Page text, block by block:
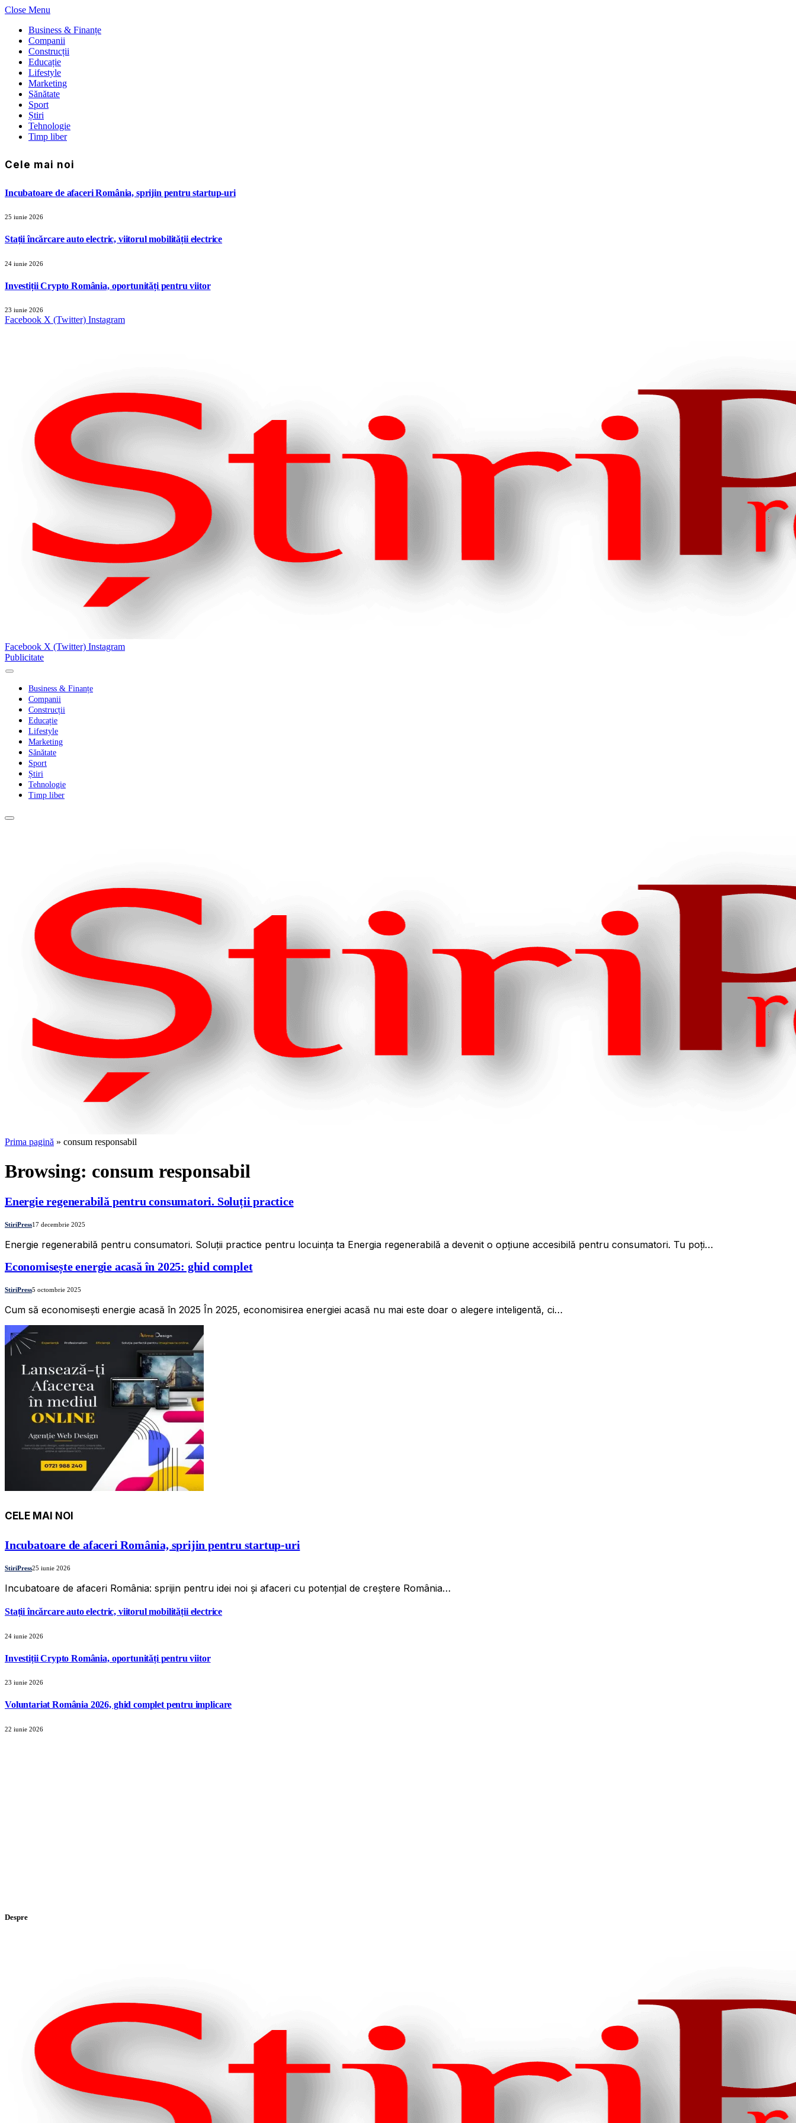
Close Menu
Business & Finanțe
Companii
Construcții
Educație
Lifestyle
Marketing
Sănătate
Sport
Știri
Tehnologie
Timp liber
Cele mai noi
Incubatoare de afaceri România, sprijin pentru startup-uri
25 iunie 2026
Stații încărcare auto electric, viitorul mobilității electrice
24 iunie 2026
Investiții Crypto România, oportunități pentru viitor
23 iunie 2026
Facebook X (Twitter) Instagram
Facebook X (Twitter) Instagram
Publicitate
Business & Finanțe
Companii
Construcții
Educație
Lifestyle
Marketing
Sănătate
Sport
Știri
Tehnologie
Timp liber
Prima pagină » consum responsabil
Browsing: consum responsabil
Energie regenerabilă pentru consumatori. Soluții practice
StiriPress17 decembrie 2025
Energie regenerabilă pentru consumatori. Soluții practice pentru locuința ta Energia regenerabilă a devenit o opțiune accesibilă pentru consumatori. Tu poți…
Economisește energie acasă în 2025: ghid complet
StiriPress5 octombrie 2025
Cum să economisești energie acasă în 2025 În 2025, economisirea energiei acasă nu mai este doar o alegere inteligentă, ci…
CELE MAI NOI
Incubatoare de afaceri România, sprijin pentru startup-uri
StiriPress25 iunie 2026
Incubatoare de afaceri România: sprijin pentru idei noi și afaceri cu potențial de creștere România…
Stații încărcare auto electric, viitorul mobilității electrice
24 iunie 2026
Investiții Crypto România, oportunități pentru viitor
23 iunie 2026
Voluntariat România 2026, ghid complet pentru implicare
22 iunie 2026
Despre